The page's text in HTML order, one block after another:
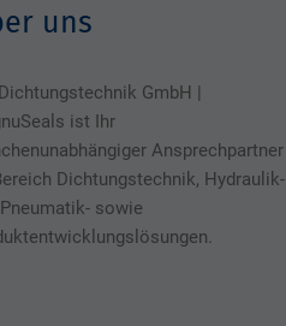
uns
GmbH |
ist Ihr
Ansprechpartner
Dichtungstechnik, Hydraulik-
sowie